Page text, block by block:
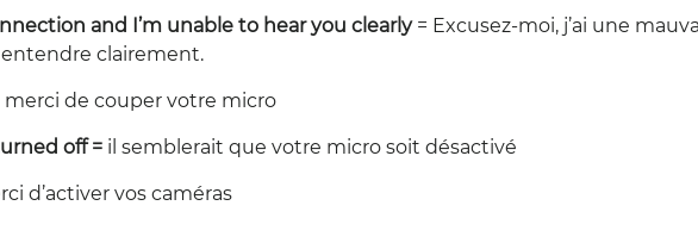
and I’m unable to hear you clearly= Excusez-moi, j’ai une
clairement.
merci de couper votre micro
off= il semblerait que votre micro soit désactivé
d’activer vos caméras